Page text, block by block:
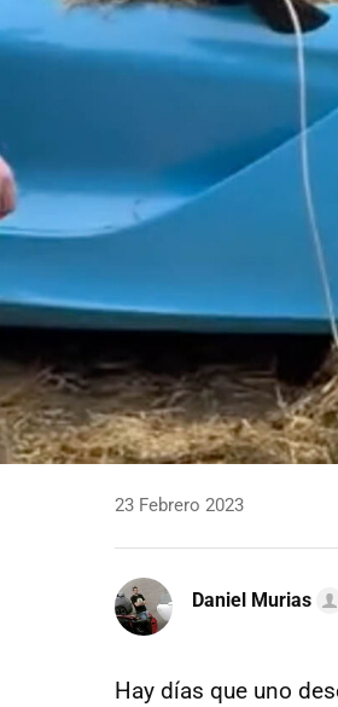
23 Febrero 2023
Daniel Murias
Hay días que uno